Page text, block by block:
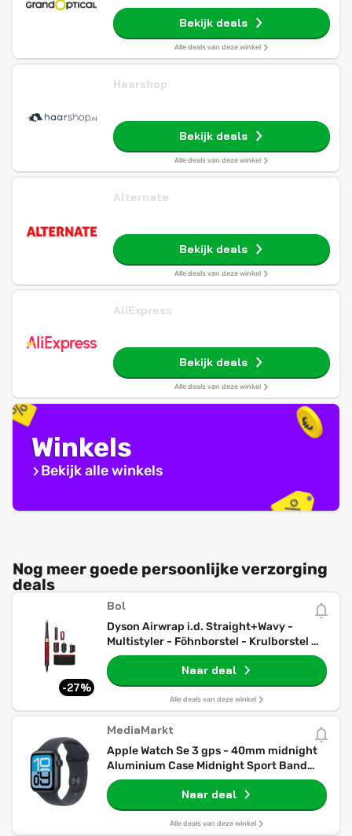
Bekijk deals
Alle deals van deze winkel
Haarshop
Bekijk deals
Alle deals van deze winkel
Alternate
Bekijk deals
Alle deals van deze winkel
AliExpress
Bekijk deals
Alle deals van deze winkel
Winkels
Bekijk alle winkels
Nog meer goede persoonlijke verzorging
deals
-27%
Bol
Dyson Airwrap i.d. Straight+Wavy -
Multistyler - Föhnborstel - Krulborstel -
Red Velvet/Goud
Naar deal
Alle deals van deze winkel
MediaMarkt
Apple Watch Se 3 gps - 40mm midnight
Aluminium Case Midnight Sport Band
S/m Smartwatch
Naar deal
Alle deals van deze winkel